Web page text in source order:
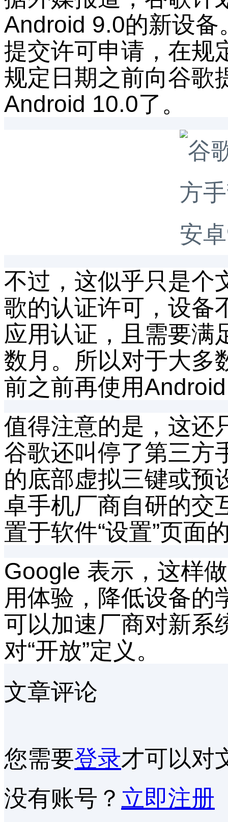
Android 9.0的新设
提交许可申请，在规
规定日期之前向谷歌
Android 10.0了。
不过，这似乎只是个
歌的认证许可，设备
应用认证，且需要满
数月。所以对于大多
前之前再使用
值得注意的是，这还
谷歌还叫停了第三方
的底部虚拟三键或预
卓手机厂商自研的交
置于软件“设置”页面
Google 表示，这样
用体验，降低设备的
可以加速厂商对新系
对“开放”定义。
文章评论
您需要登录才可以对
没有账号？ 立即注册